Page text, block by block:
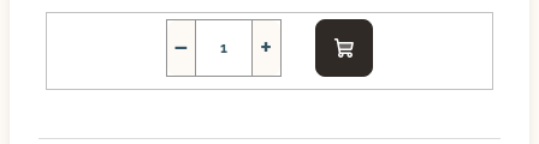
+
−
Do
košíku